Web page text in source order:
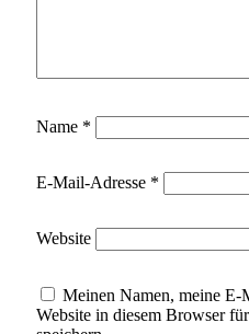
Name *
E-Mail-Adresse *
Website
Meinen Namen, meine E-
Website in diesem Browser